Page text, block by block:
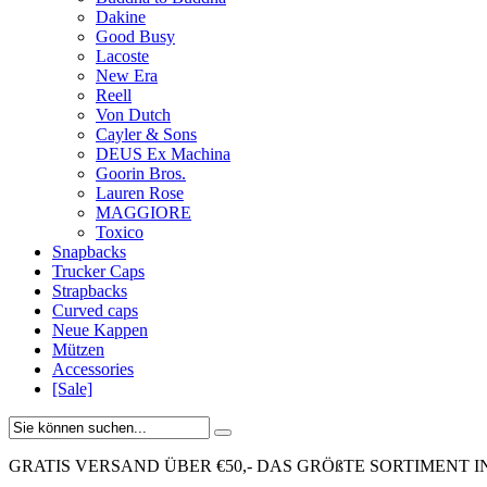
Dakine
Good Busy
Lacoste
New Era
Reell
Von Dutch
Cayler & Sons
DEUS Ex Machina
Goorin Bros.
Lauren Rose
MAGGIORE
Toxico
Snapbacks
Trucker Caps
Strapbacks
Curved caps
Neue Kappen
Mützen
Accessories
[Sale]
GRATIS VERSAND ÜBER €50,- DAS GRÖßTE SORTIMENT